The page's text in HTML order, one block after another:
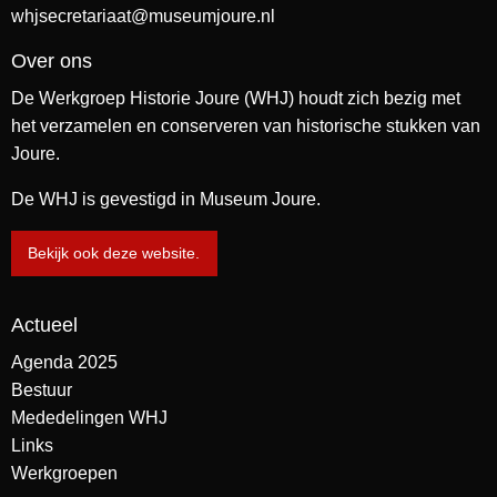
whjsecretariaat@museumjoure.nl
Over ons
De Werkgroep Historie Joure (WHJ) houdt zich bezig met
het verzamelen en conserveren van historische stukken van
Joure.
De WHJ is gevestigd in Museum Joure.
Bekijk ook deze website.
Actueel
Agenda 2025
Bestuur
Mededelingen WHJ
Links
Werkgroepen